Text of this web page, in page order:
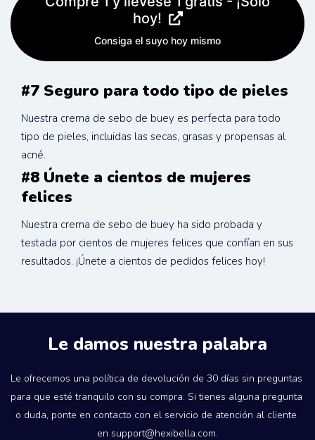
hoy!
Consiga el suyo hoy mismo
#7 Seguro para todo tipo de pieles
Nuestra crema de sebo de buey es perfecta para todo
tipo de pieles, incluidas las secas, grasas y propensas al
acné.
#8 Únete a cientos de mujeres
felices
Nuestra crema de sebo de buey ha sido probada y
testada por cientos de mujeres felices que confían en sus
resultados. ¡Únete a cientos de pedidos felices hoy!
Le damos nuestra palabra
Le ofrecemos una política de devolución de 30 días sin preguntas
para que esté tranquilo con su compra. Si tienes alguna pregunta
o duda, ponte en contacto con el servicio de atención al cliente
en support@hexibella.com.